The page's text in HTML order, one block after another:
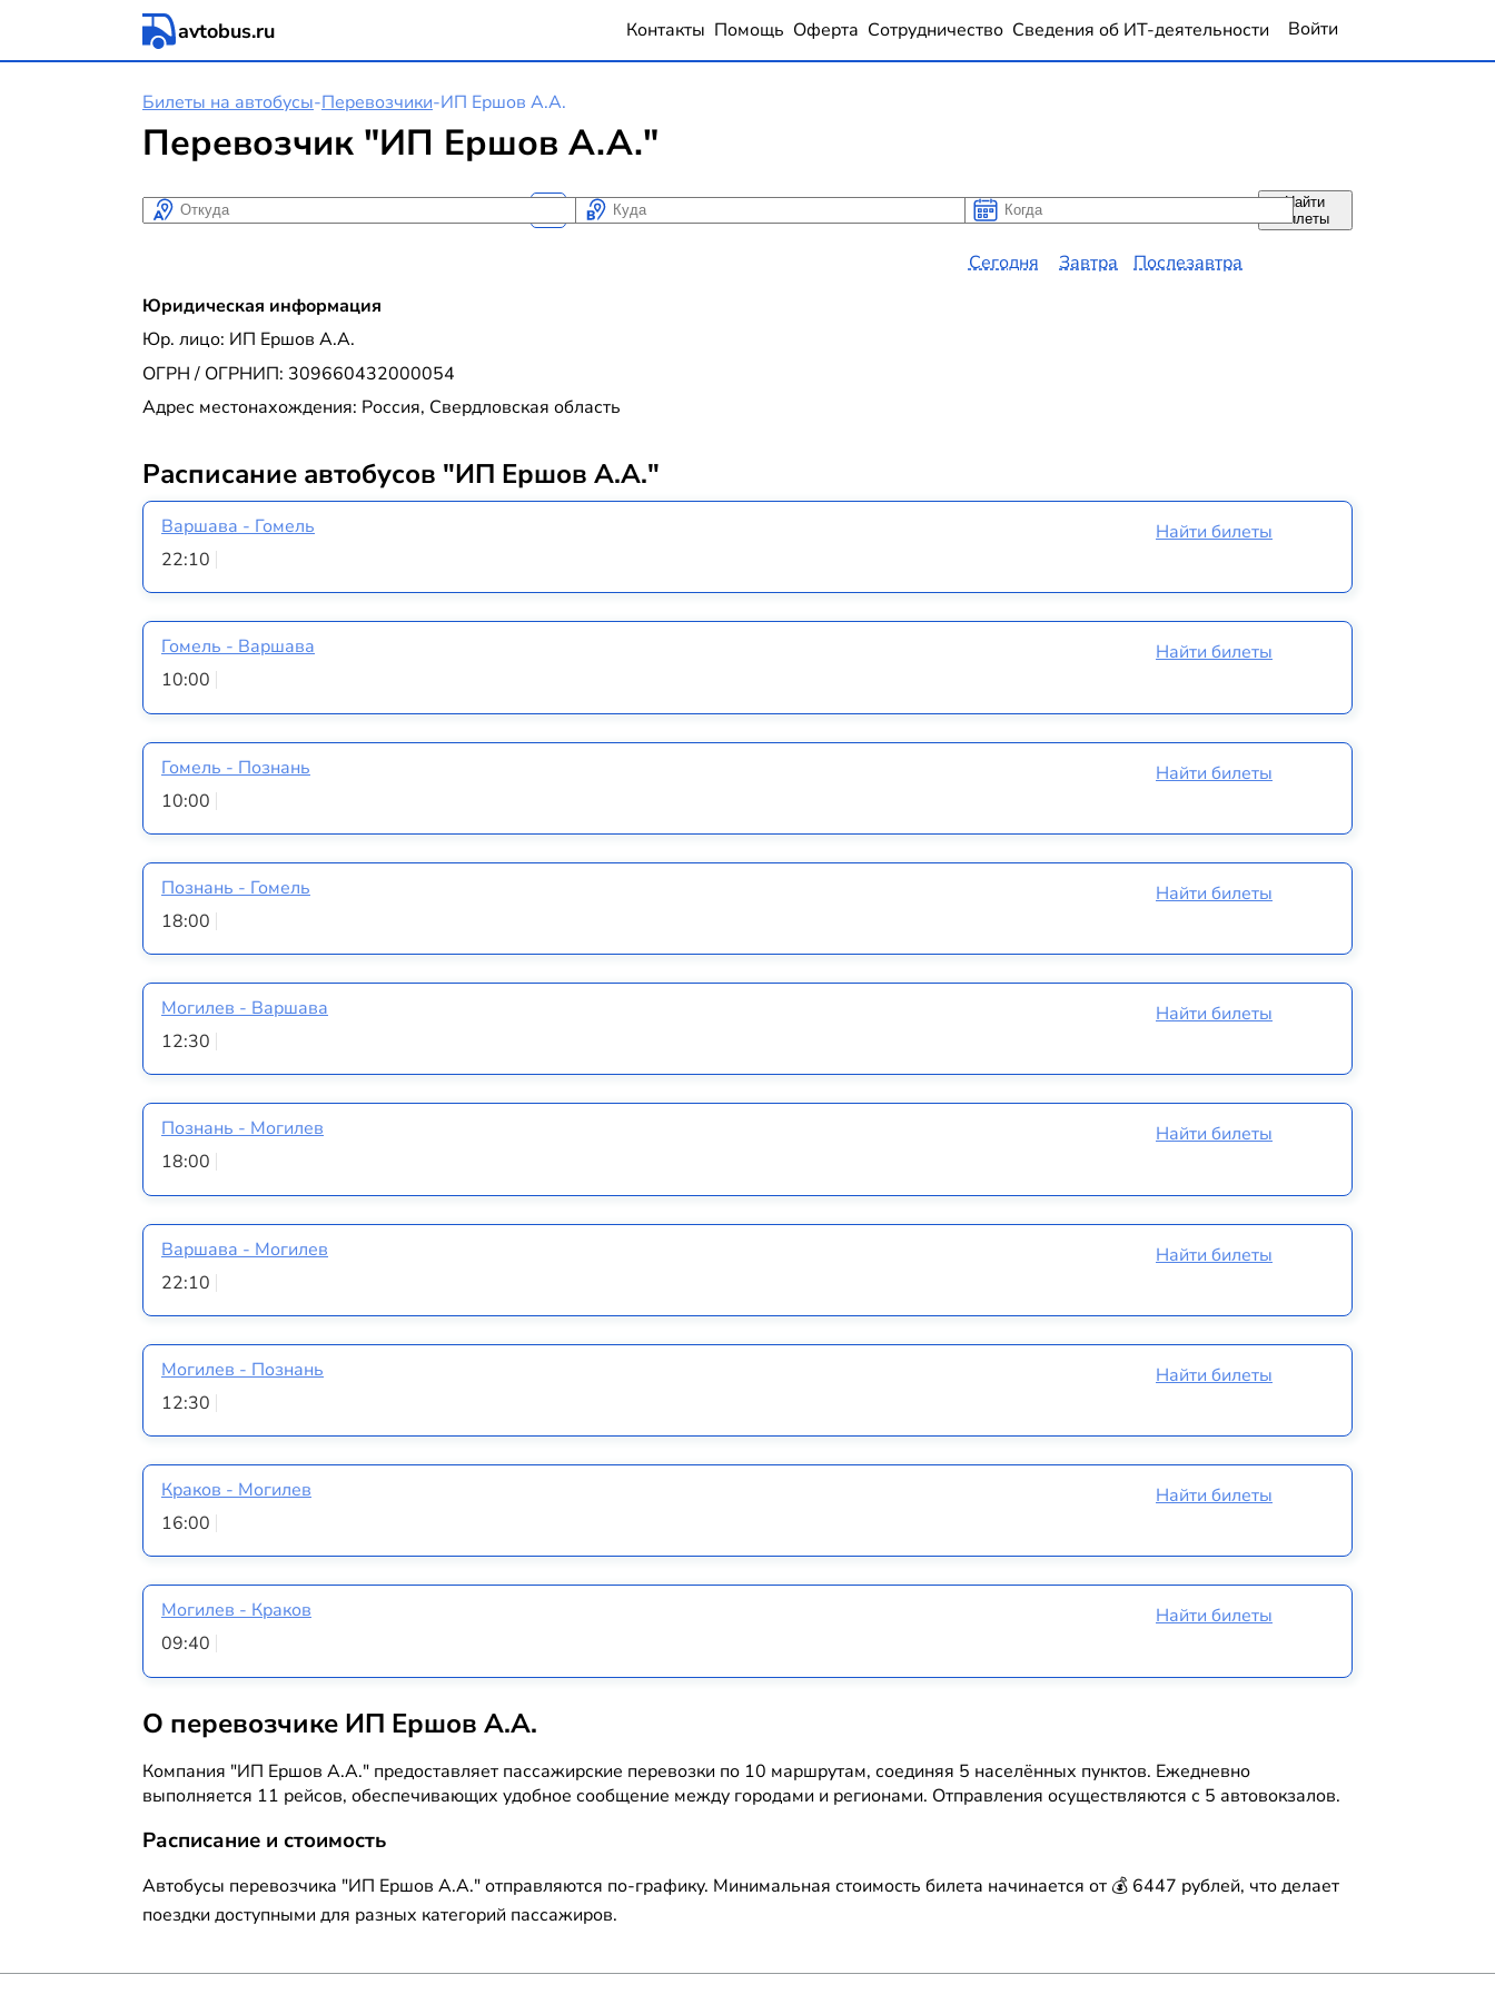
avtobus.ru Контакты Помощь Оферта Сотрудничество Сведения об ИТ-деятельности Войти
Билеты на автобусы-Перевозчики-ИП Ершов А.А.
Перевозчик "ИП Ершов А.А."
Откуда Куда Когда
Когда
Сегодня Завтра Послезавтра
Найти
билеты
Юридическая информация
Юр. лицо: ИП Ершов А.А.
ОГРН / ОГРНИП: 309660432000054
Адрес местонахождения: Россия, Свердловская область
Расписание автобусов "ИП Ершов А.А."
Варшава - Гомель
22:10
Найти билеты
Гомель - Варшава
10:00
Найти билеты
Гомель - Познань
10:00
Найти билеты
Познань - Гомель
18:00
Найти билеты
Могилев - Варшава
12:30
Найти билеты
Познань - Могилев
18:00
Найти билеты
Варшава - Могилев
22:10
Найти билеты
Могилев - Познань
12:30
Найти билеты
Краков - Могилев
16:00
Найти билеты
Могилев - Краков
09:40
Найти билеты
О перевозчике ИП Ершов А.А.
Компания "ИП Ершов А.А." предоставляет пассажирские перевозки по 10 маршрутам, соединяя 5 населённых пунктов. Ежедневно
выполняется 11 рейсов, обеспечивающих удобное сообщение между городами и регионами. Отправления осуществляются с 5 автовокзалов.
Расписание и стоимость
Автобусы перевозчика "ИП Ершов А.А." отправляются по-графику. Минимальная стоимость билета начинается от 💰 6447 рублей, что делает
поездки доступными для разных категорий пассажиров.